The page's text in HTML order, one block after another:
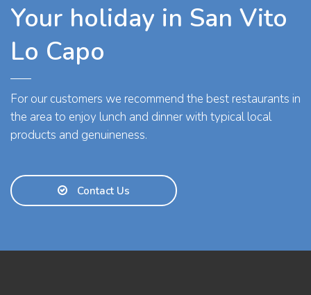
Your holiday in San Vito
Lo Capo
For our customers we recommend the best restaurants in
the area to enjoy lunch and dinner with typical local
products and genuineness.
Contact Us